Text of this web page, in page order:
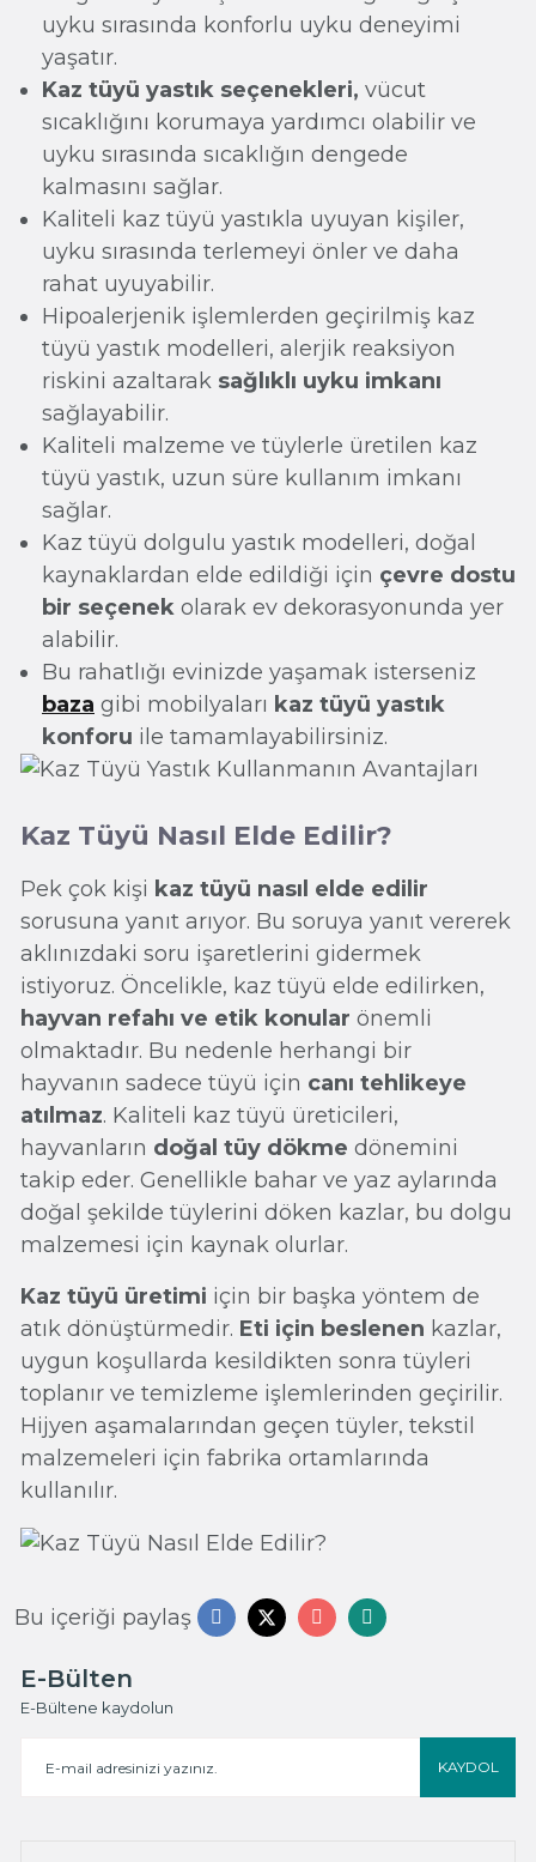
uyku sırasında konforlu uyku deneyimi
yaşatır.
Kaz tüyü yastık seçenekleri, vücut
sıcaklığını korumaya yardımcı olabilir ve
uyku sırasında sıcaklığın dengede
kalmasını sağlar.
Kaliteli kaz tüyü yastıkla uyuyan kişiler,
uyku sırasında terlemeyi önler ve daha
rahat uyuyabilir.
Hipoalerjenik işlemlerden geçirilmiş kaz
tüyü yastık modelleri, alerjik reaksiyon
riskini azaltarak sağlıklı uyku imkanı
sağlayabilir.
Kaliteli malzeme ve tüylerle üretilen kaz
tüyü yastık, uzun süre kullanım imkanı
sağlar.
Kaz tüyü dolgulu yastık modelleri, doğal
kaynaklardan elde edildiği için çevre dostu
bir seçenek olarak ev dekorasyonunda yer
alabilir.
Bu rahatlığı evinizde yaşamak isterseniz
baza gibi mobilyaları kaz tüyü yastık
konforu ile tamamlayabilirsiniz.
Kaz Tüyü Nasıl Elde Edilir?
Pek çok kişi kaz tüyü nasıl elde edilir
sorusuna yanıt arıyor. Bu soruya yanıt vererek
aklınızdaki soru işaretlerini gidermek
istiyoruz. Öncelikle, kaz tüyü elde edilirken,
hayvan refahı ve etik konular önemli
olmaktadır. Bu nedenle herhangi bir
hayvanın sadece tüyü için canı tehlikeye
atılmaz. Kaliteli kaz tüyü üreticileri,
hayvanların doğal tüy dökme dönemini
takip eder. Genellikle bahar ve yaz aylarında
doğal şekilde tüylerini döken kazlar, bu dolgu
malzemesi için kaynak olurlar.
Kaz tüyü üretimi için bir başka yöntem de
atık dönüştürmedir. Eti için beslenen kazlar,
uygun koşullarda kesildikten sonra tüyleri
toplanır ve temizleme işlemlerinden geçirilir.
Hijyen aşamalarından geçen tüyler, tekstil
malzemeleri için fabrika ortamlarında
kullanılır.
Bu içeriği paylaş
E-Bülten
E-Bültene kaydolun
KAYDOL